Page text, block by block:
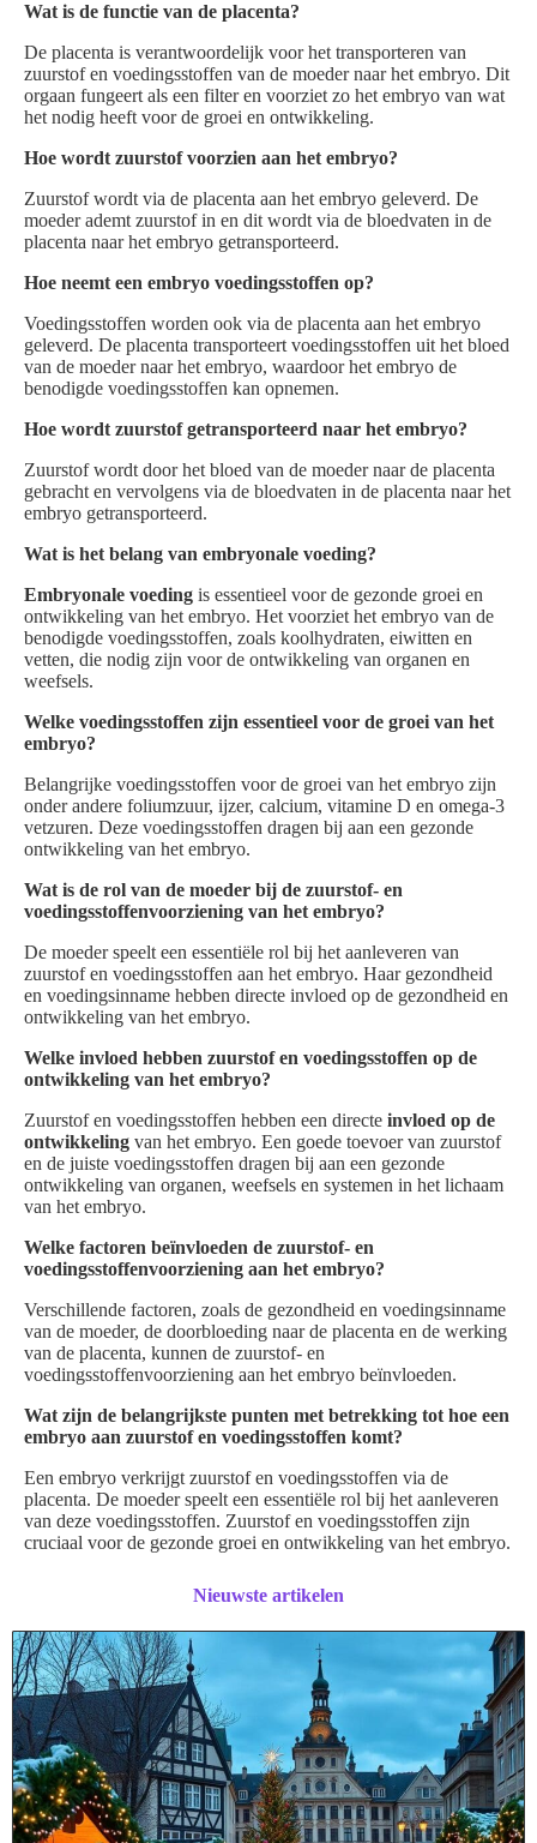
Wat is de functie van de placenta?
De placenta is verantwoordelijk voor het transporteren van
zuurstof en voedingsstoffen van de moeder naar het embryo. Dit
orgaan fungeert als een filter en voorziet zo het embryo van wat
het nodig heeft voor de groei en ontwikkeling.
Hoe wordt zuurstof voorzien aan het embryo?
Zuurstof wordt via de placenta aan het embryo geleverd. De
moeder ademt zuurstof in en dit wordt via de bloedvaten in de
placenta naar het embryo getransporteerd.
Hoe neemt een embryo voedingsstoffen op?
Voedingsstoffen worden ook via de placenta aan het embryo
geleverd. De placenta transporteert voedingsstoffen uit het bloed
van de moeder naar het embryo, waardoor het embryo de
benodigde voedingsstoffen kan opnemen.
Hoe wordt zuurstof getransporteerd naar het embryo?
Zuurstof wordt door het bloed van de moeder naar de placenta
gebracht en vervolgens via de bloedvaten in de placenta naar het
embryo getransporteerd.
Wat is het belang van embryonale voeding?
Embryonale voeding is essentieel voor de gezonde groei en
ontwikkeling van het embryo. Het voorziet het embryo van de
benodigde voedingsstoffen, zoals koolhydraten, eiwitten en
vetten, die nodig zijn voor de ontwikkeling van organen en
weefsels.
Welke voedingsstoffen zijn essentieel voor de groei van het
embryo?
Belangrijke voedingsstoffen voor de groei van het embryo zijn
onder andere foliumzuur, ijzer, calcium, vitamine D en omega-3
vetzuren. Deze voedingsstoffen dragen bij aan een gezonde
ontwikkeling van het embryo.
Wat is de rol van de moeder bij de zuurstof- en
voedingsstoffenvoorziening van het embryo?
De moeder speelt een essentiële rol bij het aanleveren van
zuurstof en voedingsstoffen aan het embryo. Haar gezondheid
en voedingsinname hebben directe invloed op de gezondheid en
ontwikkeling van het embryo.
Welke invloed hebben zuurstof en voedingsstoffen op de
ontwikkeling van het embryo?
Zuurstof en voedingsstoffen hebben een directe invloed op de
ontwikkeling van het embryo. Een goede toevoer van zuurstof
en de juiste voedingsstoffen dragen bij aan een gezonde
ontwikkeling van organen, weefsels en systemen in het lichaam
van het embryo.
Welke factoren beïnvloeden de zuurstof- en
voedingsstoffenvoorziening aan het embryo?
Verschillende factoren, zoals de gezondheid en voedingsinname
van de moeder, de doorbloeding naar de placenta en de werking
van de placenta, kunnen de zuurstof- en
voedingsstoffenvoorziening aan het embryo beïnvloeden.
Wat zijn de belangrijkste punten met betrekking tot hoe een
embryo aan zuurstof en voedingsstoffen komt?
Een embryo verkrijgt zuurstof en voedingsstoffen via de
placenta. De moeder speelt een essentiële rol bij het aanleveren
van deze voedingsstoffen. Zuurstof en voedingsstoffen zijn
cruciaal voor de gezonde groei en ontwikkeling van het embryo.
Nieuwste artikelen